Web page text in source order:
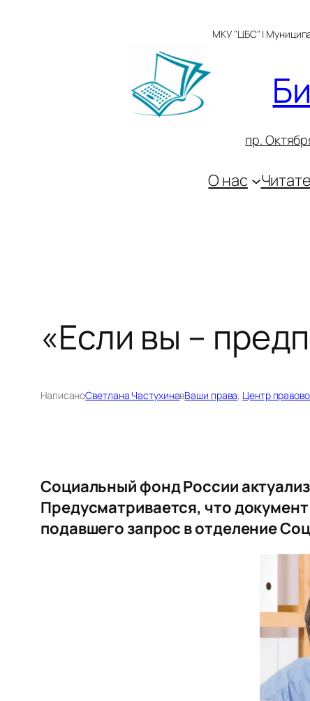
МКУ "ЦБС" |
пр.
О нас
«Если вы –
НаписаноСветлана ЧастухинавВаши права, Центр
Социальный фонд России
Предусматривается, что
подавшего запрос в отделение